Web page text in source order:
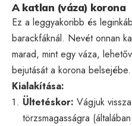
A katlan (váza) korona
Ez a leggyakoribb és
barackfáknál. Nevét onnan
marad, mint egy váza,
bejutását a korona belsejébe.
Kialakítása:
Ültetéskor: Vágjuk
törzsmagasságra